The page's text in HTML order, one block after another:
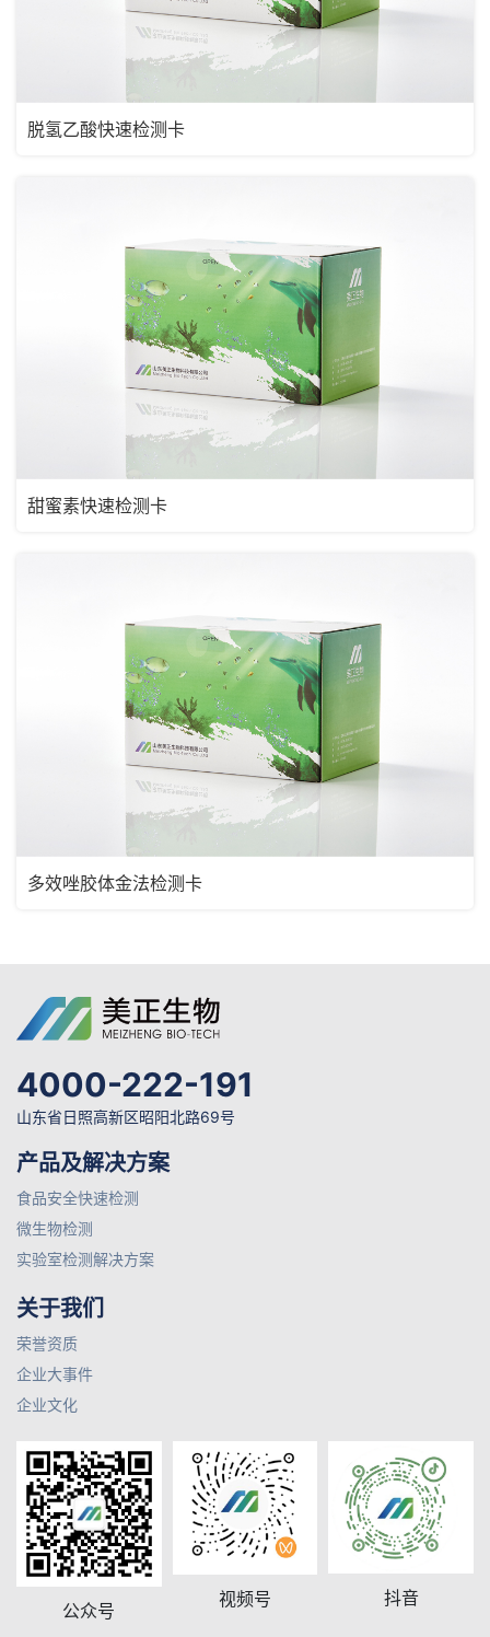
脱氢乙酸快速检测卡
甜蜜素快速检测卡
多效唑胶体金法检测卡
4000-222-191
山东省日照高新区昭阳北路69号
产品及解决方案
食品安全快速检测
微生物检测
实验室检测解决方案
关于我们
荣誉资质
企业大事件
企业文化
公众号
视频号 抖音